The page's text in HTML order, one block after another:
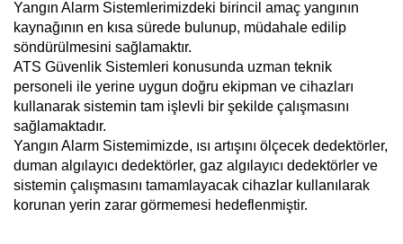
Yangın Alarm Sistemlerimizdeki birincil amaç yangının
kaynağının en kısa sürede bulunup, müdahale edilip
söndürülmesini sağlamaktır.
ATS Güvenlik Sistemleri konusunda uzman teknik
personeli ile yerine uygun doğru ekipman ve cihazları
kullanarak sistemin tam işlevli bir şekilde çalışmasını
sağlamaktadır.
Yangın Alarm Sistemimizde, ısı artışını ölçecek dedektörler,
duman algılayıcı dedektörler, gaz algılayıcı dedektörler ve
sistemin çalışmasını tamamlayacak cihazlar kullanılarak
korunan yerin zarar görmemesi hedeflenmiştir.